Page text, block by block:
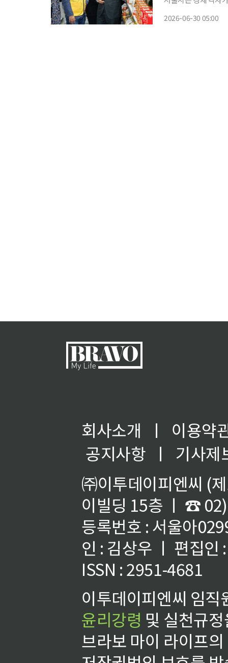
2026-06-30 05:00
회사소개 ㅣ
이용약
공지사항
ㅣ
기사제
㈜이투데이피엔씨 (
이빌딩 15층 ㅣ ☎
등록번호 : 서울아
인 : 김상우 ㅣ 편집인
ISSN : 2951-4681
이투데이피엔씨 임
윤리강령 및 실천규
브라보 마이 라이프